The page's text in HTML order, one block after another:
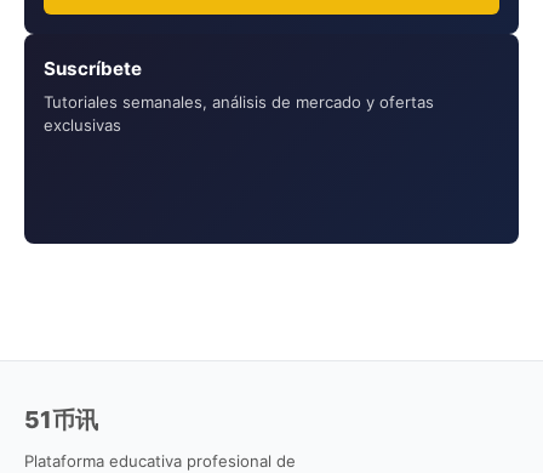
Suscríbete
Tutoriales semanales, análisis de mercado y ofertas
exclusivas
51币讯
Plataforma educativa profesional de